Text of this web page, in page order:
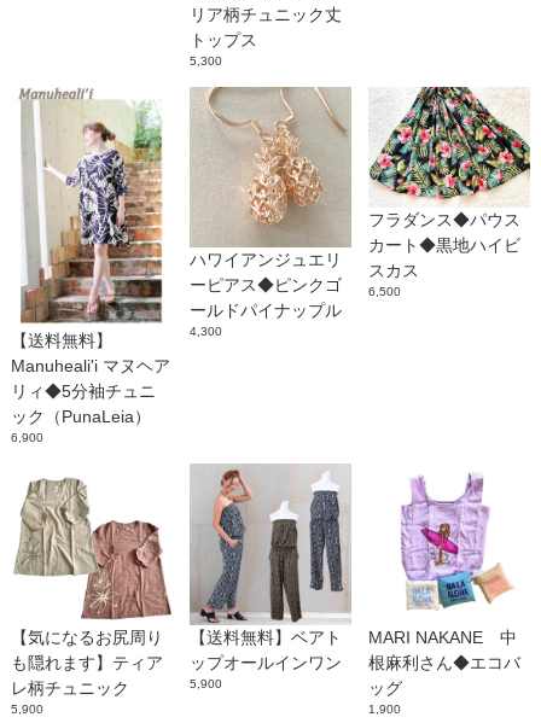
リア柄チュニック丈
トップス
5,300
【送料無料】
Manuheali'i マヌヘア
リィ◆5分袖チュニ
ック（PunaLeia）
6,900
ハワイアンジュエリ
ーピアス◆ピンクゴ
ールドパイナップル
4,300
フラダンス◆パウス
カート◆黒地ハイビ
スカス
6,500
【気になるお尻周り
も隠れます】ティア
レ柄チュニック
5,900
【送料無料】ベアト
ップオールインワン
5,900
MARI NAKANE 中
根麻利さん◆エコバ
ッグ
1,900